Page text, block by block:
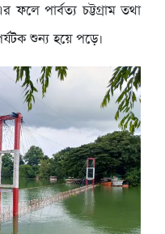
ফলে পার্বত্য চট্টগ্রাম তথা
শুন্য হয়ে পড়ে।